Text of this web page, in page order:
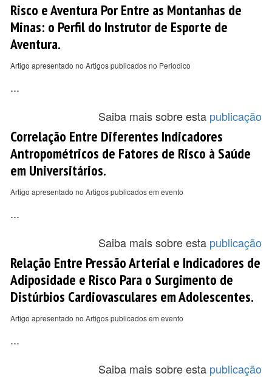
Risco e Aventura Por Entre as Montanhas de
Minas: o Perfil do Instrutor de Esporte de
Aventura.
Artigo apresentado no Artigos publicados no Periodico
...
Saiba mais sobre esta publicação
Correlação Entre Diferentes Indicadores
Antropométricos de Fatores de Risco à Saúde
em Universitários.
Artigo apresentado no Artigos publicados em evento
...
Saiba mais sobre esta publicação
Relação Entre Pressão Arterial e Indicadores de
Adiposidade e Risco Para o Surgimento de
Distúrbios Cardiovasculares em Adolescentes.
Artigo apresentado no Artigos publicados em evento
...
Saiba mais sobre esta publicação